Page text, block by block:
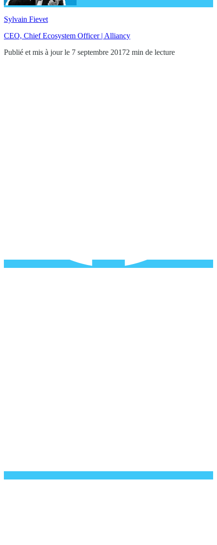
Sylvain Fievet
CEO, Chief Ecosystem Officer | Alliancy
Publié et mis à jour le 7 septembre 20172 min de lecture